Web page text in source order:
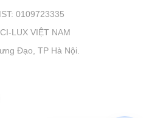
0109723335
LUX VIỆT NAM
Đạo, TP Hà Nội.